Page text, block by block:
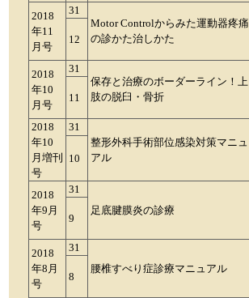
2018
年11
月号
31
Motor Controlからみた運動器疼痛
の診かた治しかた
12
2018
年10
月号
31
保存と治療のボーダーライン！上
肢の脱臼・骨折
11
2018
年10
月増刊
号
31
整形外科手術部位感染対策マニュ
アル
10
2018
年9月
号
31
足底腱膜炎の診療
9
2018
年8月
号
31
腰椎すべり症診療マニュアル
8